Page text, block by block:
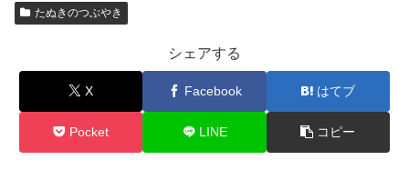
たぬきのつぶやき
シェアする
X Facebook はてブ
Pocket LINE コピー